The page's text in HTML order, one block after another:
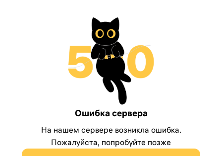
Ошибка сервера
На нашем сервере возникла ошибка.
Пожалуйста, попробуйте позже